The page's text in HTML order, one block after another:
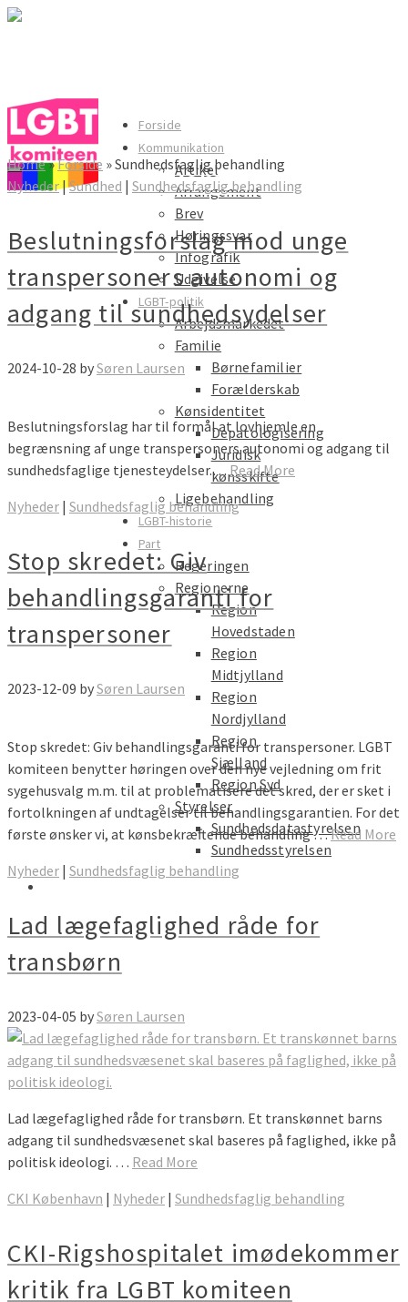
Forside
Kommunikation
Artikel
Arrangement
Brev
Høringssvar
Infografik
Udgivelse
LGBT-politik
Arbejdsmarkedet
Familie
Børnefamilier
Forælderskab
Kønsidentitet
Depatologisering
Juridisk
kønsskifte
Ligebehandling
LGBT-historie
Part
Regeringen
Regionerne
Region
Hovedstaden
Region
Midtjylland
Region
Nordjylland
Region
Sjælland
Region Syd
Styrelser
Sundhedsdatastyrelsen
Sundhedsstyrelsen
LGBT komiteen
Home»Forside »Sundhedsfaglig behandling
Nyheder|Sundhed | Sundhedsfaglig behandling
Beslutningsforslag mod unge
transpersoners autonomi og
adgang til sundhedsydelser
2024-10-28 bySøren Laursen
Beslutningsforslag har til formål at lovhjemle en
begrænsning af unge transpersoners autonomi og adgang til
sundhedsfaglige tjenesteydelser.…Read More
Nyheder | Sundhedsfaglig behandling
Stop skredet: Giv
behandlingsgaranti for
transpersoner
2023-12-09 bySøren Laursen
Stop skredet: Giv behandlingsgaranti for transpersoner. LGBT
komiteen benytter høringen over den nye vejledning om frit
sygehusvalg m.m. til at problematisere det skred, der er sket i
fortolkningen af undtagelser til behandlingsgarantien. For det
første ønsker vi, at kønsbekræftende behandling …Read More
Nyheder | Sundhedsfaglig behandling
Lad lægefaglighed råde for
transbørn
2023-04-05 bySøren Laursen
Lad lægefaglighed råde for transbørn. Et transkønnet barns
adgang til sundhedsvæsenet skal baseres på faglighed, ikke på
politisk ideologi. … Read More
CKI København | Nyheder | Sundhedsfaglig behandling
CKI-Rigshospitalet imødekommer
kritik fra LGBT komiteen